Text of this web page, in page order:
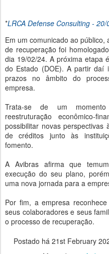
*LRCA Defense Consulting -
Em um comunicado ao
de recuperação foi
dia 19/02/24. A próxima etapa
do Estado (DOE). A partir daí
prazos no âmbito do
empresa.
Trata-se de um
reestruturação econômico-
possibilitar novas
de créditos junto às
fomento.
A Avibras afirma que
execução do seu plano,
uma nova jornada para a
Por fim, a empresa
seus colaboradores e seus
o processo de recuperação.
Postado há 21st February